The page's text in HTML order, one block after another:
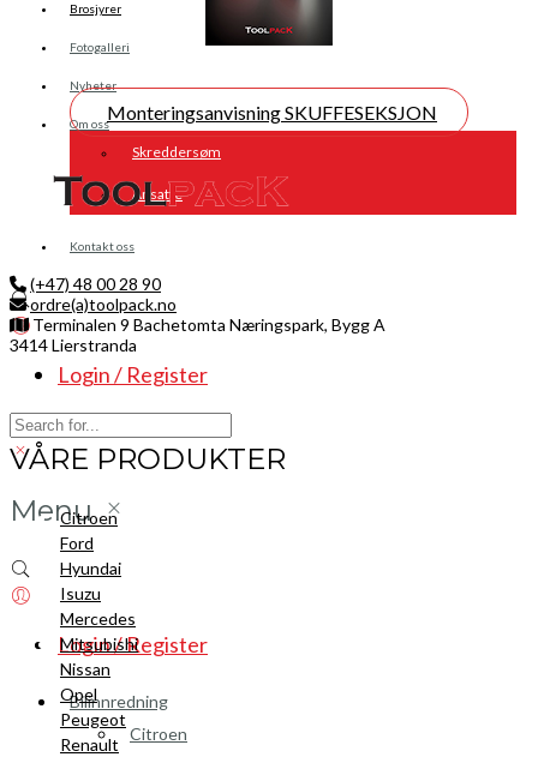
Brosjyrer
Fotogalleri
Nyheter
Om oss
Skreddersøm
Ansatte
Kontakt oss
Login / Register
Menu
Login / Register
Bilinnredning
Citroen
Monteringsanvisning SKUFFESEKSJON
(+47) 48 00 28 90
ordre(a)toolpack.no
Terminalen 9 Bachetomta Næringspark, Bygg A
3414 Lierstranda
Facebook
LinkedIn
Instagram
VÅRE PRODUKTER
Citroen
Ford
Hyundai
Isuzu
Mercedes
Mitsubishi
Nissan
Opel
Peugeot
Renault